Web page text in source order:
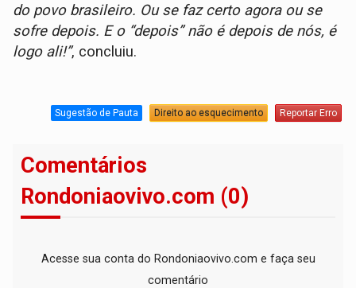
do povo brasileiro. Ou se faz certo agora ou se
sofre depois. E o “depois” não é depois de nós, é
logo ali!”, concluiu.
Sugestão de Pauta Direito ao esquecimento Reportar Erro
Comentários
Rondoniaovivo.com (0)
Acesse sua conta do Rondoniaovivo.com e faça seu
comentário